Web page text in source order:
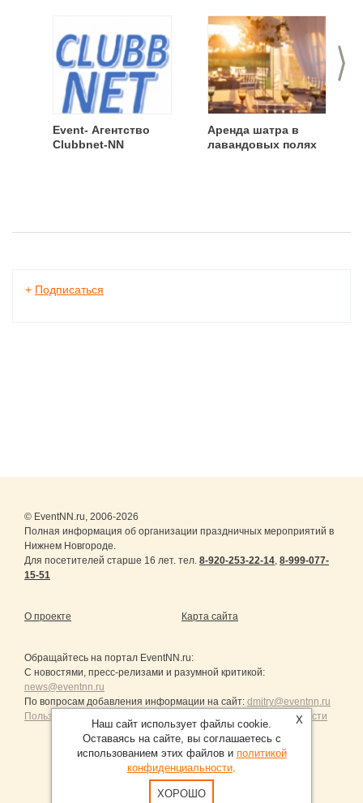
>
Event- Агентство
Clubbnet-NN
Аренда шатра в
лавандовых полях
+ Подписаться
© EventNN.ru, 2006-2026
Полная информация об организации праздничных мероприятий в
Нижнем Новгороде.
Для посетителей старше 16 лет. тел. 8-920-253-22-14, 8-999-077-
15-51
О проекте Карта сайта
Обращайтесь на портал EventNN.ru:
С новостями, пресс-релизами и разумной критикой:
news@eventnn.ru
По вопросам добавления информации на сайт: dmitry@eventnn.ru
Пользовательское Соглашение и политика конфиденциальности
Продвижение сайтов Санкт-Петербург
X
Наш сайт использует файлы cookie.
Оставаясь на сайте, вы соглашаетесь с
использованием этих файлов и политикой
конфиденциальности.
ХОРОШО